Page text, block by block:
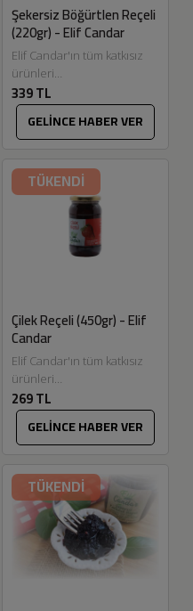
Şekersiz Böğürtlen Reçeli
(220gr) - Elif Candar
Elif Candar'ın tüm katkısız
ürünleri
Eskitadında.com'da.
Dalından topladığımız ilaçsız
meyvelerimiz ile gelen
talepler üzere çok severek
339 TL
GELİNCE HABER VER
TÜKENDİ
Çilek Reçeli (450gr) - Elif
Candar
Elif Candar'ın tüm katkısız
ürünleri
Eskitadında.com'da. Reçel
yapmak bizim en keyif
aldığımız üretimlerden.
Meyvelerin seçiminden
tekniklerine...
269 TL
GELİNCE HABER VER
TÜKENDİ